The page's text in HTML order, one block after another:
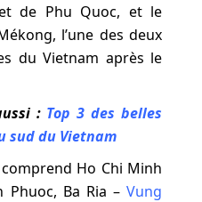
de Phu Quoc, et le
l’une des deux
du Vietnam après le
: Top 3 des belles
sud du Vietnam
Ho Chi Minh
Phuoc, Ba Ria – Vung